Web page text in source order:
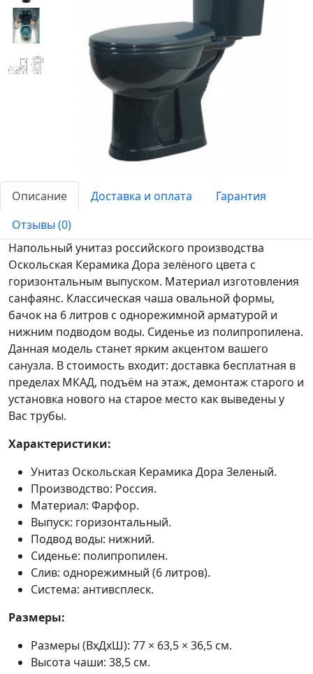
Описание Доставка и оплата
Гарантия
Отзывы (0)
Напольный унитаз российского производства
Оскольская Керамика Дора зелёного цвета с
горизонтальным выпуском. Материал изготовления
санфаянс. Классическая чаша овальной формы,
бачок на 6 литров с однорежимной арматурой и
нижним подводом воды. Сиденье из полипропилена.
Данная модель станет ярким акцентом вашего
санузла. В стоимость входит: доставка бесплатная в
пределах МКАД, подъём на этаж, демонтаж старого и
установка нового на старое место как выведены у
Вас трубы.
Характеристики:
Унитаз Оскольская Керамика Дора Зеленый.
Производство: Россия.
Материал: Фарфор.
Выпуск: горизонтальный.
Подвод воды: нижний.
Сиденье: полипропилен.
Слив: однорежимный (6 литров).
Система: антивсплеск.
Размеры:
Размеры (ВхДхШ): 77 × 63,5 × 36,5 см.
Высота чаши: 38,5 см.